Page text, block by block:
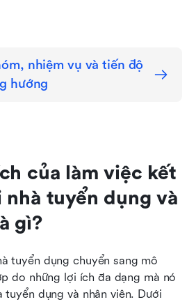
nhiệm vụ và tiến độ
hướng
của làm việc kết
tuyển dụng và
gì?
tuyển dụng chuyển sang mô
do những lợi ích đa dạng mà nó
tuyển dụng và nhân viên. Dưới